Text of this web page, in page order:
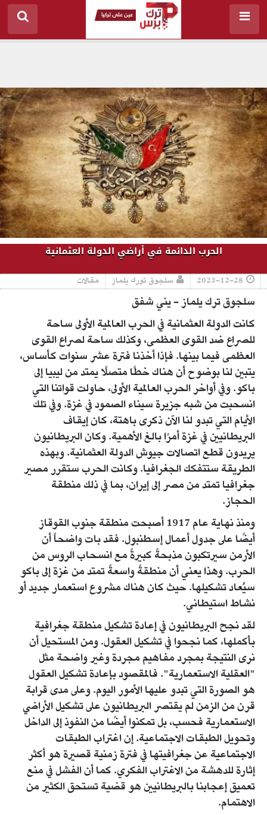
الحرب الدائمة في أراضي الدولة العثمانية
2023-12-28 سلجوق تورك يلماز مقالات
سلجوق ترك يلماز - يني شفق
كانت الدولة العثمانية في الحرب العالمية الأولى ساحة
للصراع ضد القوى العظمى، وكذلك ساحة لصراع القوى
العظمى فيما بينها. فإذا أخذنا فترة عشر سنوات كأساس،
يتبين لنا بوضوح أن هناك خطًا متصلًا يمتد من ليبيا إلى
باكو. وفي أواخر الحرب العالمية الأولى، حاولت قواتنا التي
انسحبت من شبه جزيرة سيناء الصمود في غزة. وفي تلك
الأيام التي تبدو لنا الآن ذكرى باهتة، كان إيقاف
البريطانيين في غزة أمرًا بالغ الأهمية. وكان البريطانيون
يريدون قطع اتصالات جيوش الدولة العثمانية. وبهذه
الطريقة ستتفكك الجغرافيا. وكانت الحرب ستقرر مصير
جغرافيا تمتد من مصر إلى إيران، بما في ذلك منطقة
الحجاز.
ومنذ نهاية عام 1917 أصبحت منطقة جنوب القوقاز
أيضًا على جدول أعمال إسطنبول. فقد بات واضحاً أن
الأرمن سيرتكبون مذبحةً كبيرةً مع انسحاب الروس من
الحرب. وهذا يعني أن منطقةً واسعةً تمتد من غزة إلى باكو
سيُعاد تشكيلها. حيث كان هناك مشروع استعمار جديد أو
نشاط استيطاني.
لقد نجح البريطانيون في إعادة تشكيل منطقة جغرافية
بأكملها، كما نجحوا في تشكيل العقول. ومن المستحيل أن
نرى النتيجة بمجرد مفاهيم مجردة وغير واضحة مثل
"العقلية الاستعمارية". فالمقصود بإعادة تشكيل العقول
هو الصورة التي تبدو عليها الأمور اليوم. وعلى مدى قرابة
قرن من الزمن لم يقتصر البريطانيون على تشكيل الأراضي
الاستعمارية فحسب، بل تمكنوا أيضًا من النفوذ إلى الداخل
وتحويل الطبقات الاجتماعية. إن اغتراب الطبقات
الاجتماعية عن جغرافيتها في فترة زمنية قصيرة هو أكثر
إثارة للدهشة من الاغتراب الفكري. كما أن الفشل في منع
تعميق إعجابنا بالبريطانيين هو قضية تستحق الكثير من
الاهتمام.